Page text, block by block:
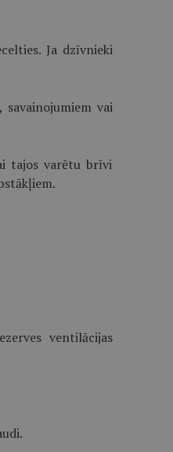
Ja dzīvnieki
vai
tajos varētu brīvi
ventilācijas